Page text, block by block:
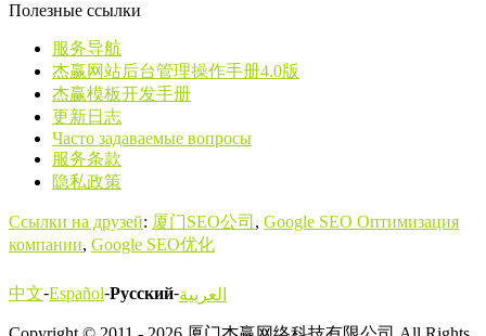
Полезные ссылки
服务导航
杰赢网站后台管理操作手册4.0版
杰赢模板开发手册
更新日志
Часто задаваемые вопросы
服务条款
隐私政策
Сcылки на друзей: 厦门SEO公司 , Google SEO Оптимизация
компании, Google SEO优化
中文-Español-Русский-العربية